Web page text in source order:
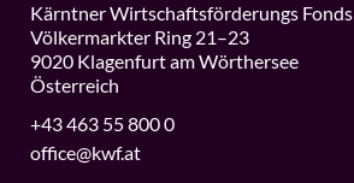
Kärntner Wirtschaftsförderungs Fonds
Völkermarkter Ring 21–23
9020 Klagenfurt am Wörthersee
Österreich
+43 463 55 800 0
office@kwf.at